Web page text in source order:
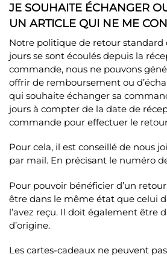
JE SOUHAITE ÉCHANGER
UN ARTICLE QUI NE ME
Notre politique de retour standard
jours se sont écoulés depuis la
commande, nous ne pouvons
offrir de remboursement ou
qui souhaite échanger sa
jours à compter de la date de
commande pour effectuer le
Pour cela, il est conseillé de nous
par mail. En précisant le numéro
Pour pouvoir bénéficier d’un
être dans le même état que celui
l’avez reçu. Il doit également être
d’origine.
Les cartes-cadeaux ne peuvent